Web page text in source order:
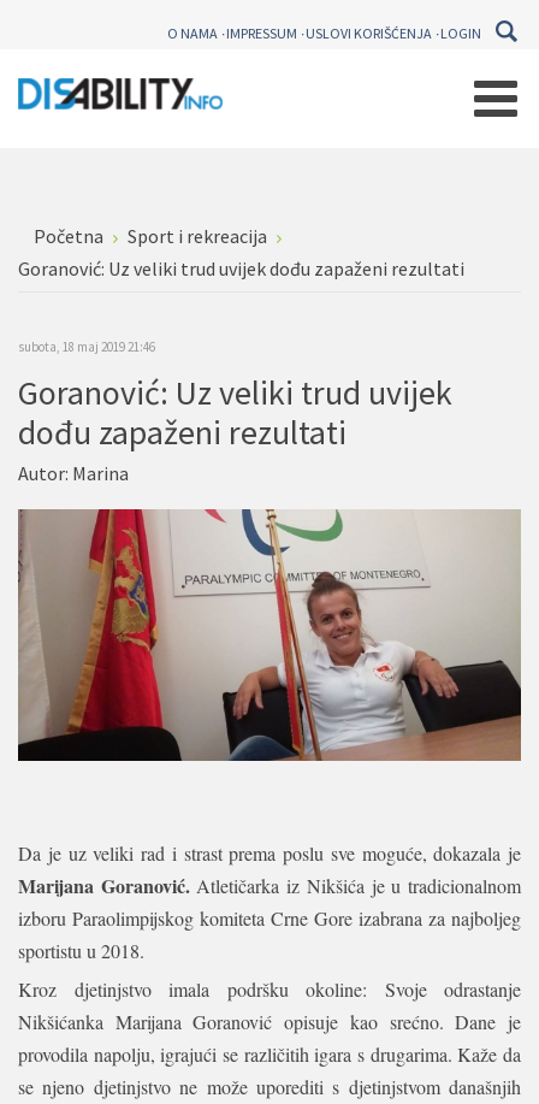
O NAMA IMPRESSUM USLOVI KORIŠĆENJA LOGIN
Početna
Sport i rekreacija
Goranović: Uz veliki trud uvijek dođu zapaženi rezultati
subota, 18 maj 2019 21:46
Goranović: Uz veliki trud uvijek
dođu zapaženi rezultati
Autor: Marina
Da je uz veliki rad i strast prema poslu sve moguće, dokazala je
Marijana Goranović.Atletičarka iz Nikšića je u tradicionalnom
izboru Paraolimpijskog komiteta Crne Gore izabrana za najboljeg
sportistu u 2018.
Kroz djetinjstvo imala podršku okoline: Svoje odrastanje
Nikšićanka Marijana Goranović opisuje kao srećno. Dane je
provodila napolju, igrajući se različitih igara s drugarima. Kaže da
se njeno djetinjstvo ne može uporediti s djetinjstvom današnjih